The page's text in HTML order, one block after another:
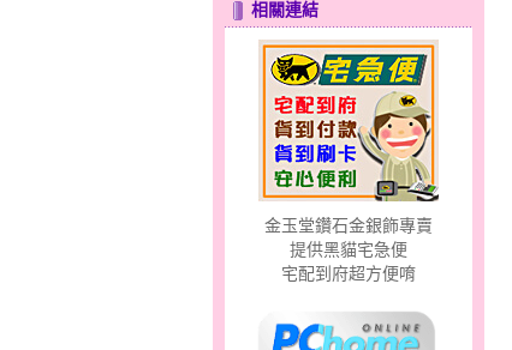
彩蝶倩影～金銀鋼套鍊
分享愛～金銀鋼套鍊
相關連結
金玉堂鑽石金銀飾專賣
提供黑貓宅急便
宅配到府超方便唷